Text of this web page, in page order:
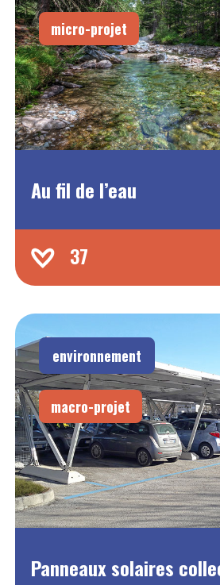
micro-projet
Au fil de l’eau
37
environnement
macro-projet
Panneaux solaires